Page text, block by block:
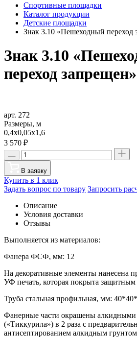
Спортивные площадки
Каталог продукции
Детские площадки
Знак 3.10 «Пешеходный переход
Знак 3.10
переход запрещен»
арт. 272
Размеры, м
0,4х0,05х1,6
3 570 ₽
В заявку
Купить в 1 клик
Задать вопрос по товару Запросить
Описание
Условия доставки
Отзывы
Выполняется из материалов:
Фанера ФСФ, мм: 12
На декоративные элементы нанесена
УФ печать, которая покрыта защитным
Труба стальная профильная, мм:
Фанерные части окрашены алкидными
(«Тиккурила») в 2 раза с
антисептированием алкидным